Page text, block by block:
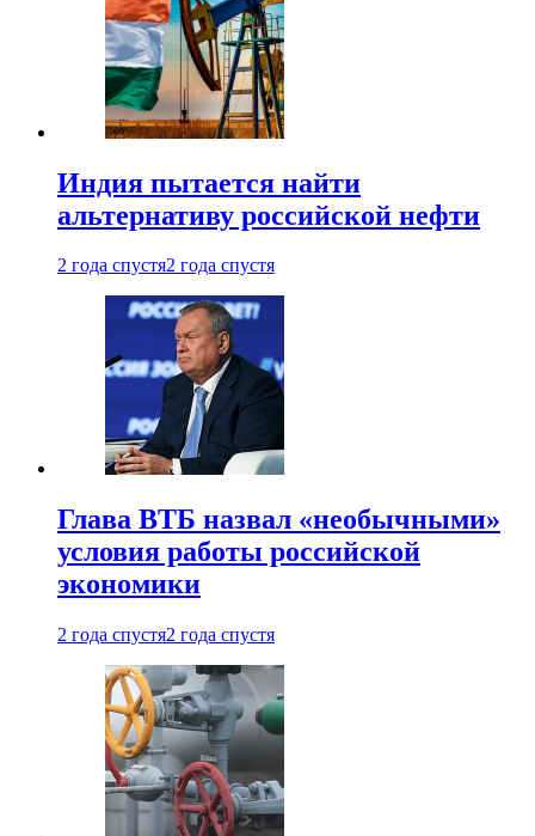
Индия пытается найти
альтернативу российской нефти
2 года спустя2 года спустя
Глава ВТБ назвал «необычными»
условия работы российской
экономики
2 года спустя2 года спустя